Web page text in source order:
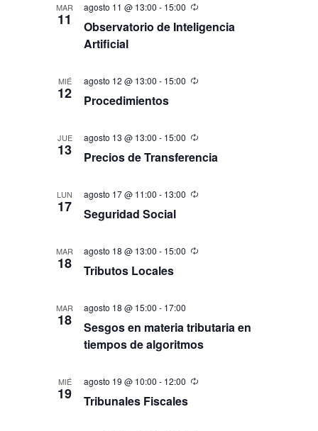
MAR
11
agosto 11 @ 13:00 - 15:00
Observatorio de Inteligencia
Artificial
MIÉ
12
agosto 12 @ 13:00 - 15:00
Procedimientos
JUE
13
agosto 13 @ 13:00 - 15:00
Precios de Transferencia
LUN
17
agosto 17 @ 11:00 - 13:00
Seguridad Social
MAR
18
agosto 18 @ 13:00 - 15:00
Tributos Locales
MAR
18
agosto 18 @ 15:00 - 17:00
Sesgos en materia tributaria en
tiempos de algoritmos
MIÉ
19
agosto 19 @ 10:00 - 12:00
Tribunales Fiscales